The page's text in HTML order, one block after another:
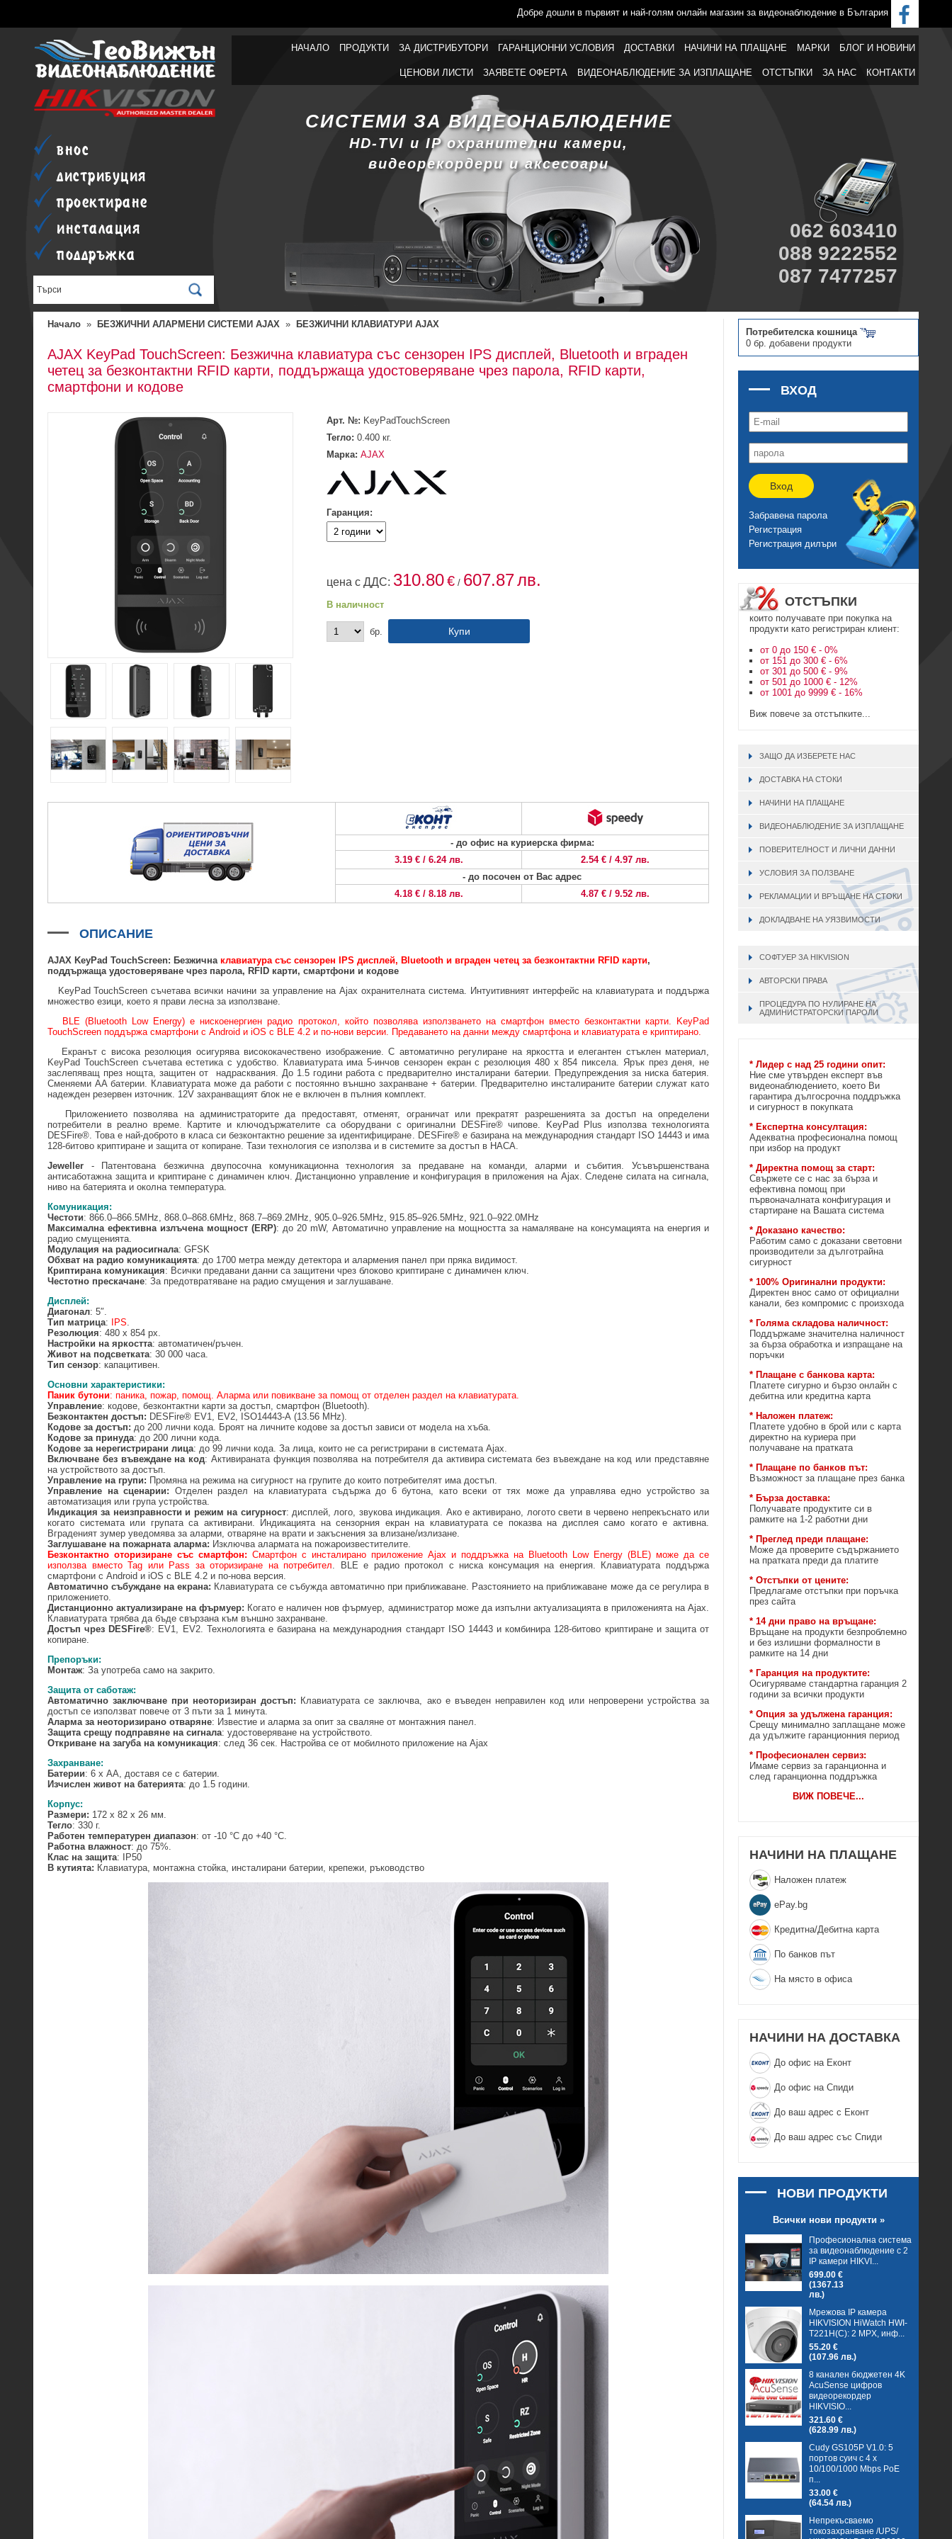
Добре дошли в първият и най-голям онлайн магазин за видеонаблюдение в България
внос
дистрибуция
проектиране
инсталация
поддръжка
НАЧАЛО ПРОДУКТИ ЗА ДИСТРИБУТОРИ ГАРАНЦИОННИ УСЛОВИЯ ДОСТАВКИ НАЧИНИ НА ПЛАЩАНЕ МАРКИ БЛОГ И НОВИНИ
ЦЕНОВИ ЛИСТИ ЗАЯВЕТЕ ОФЕРТА ВИДЕОНАБЛЮДЕНИЕ ЗА ИЗПЛАЩАНЕ ОТСТЪПКИ ЗА НАС КОНТАКТИ
СИСТЕМИ ЗА ВИДЕОНАБЛЮДЕНИЕ
HD-TVI и IP охранителни камери,
видеорекордери и аксесоари
062 603410
088 9222552
087 7477257
Начало » БЕЗЖИЧНИ АЛАРМЕНИ СИСТЕМИ AJAX » БЕЗЖИЧНИ КЛАВИАТУРИ AJAX
AJAX KeyPad TouchScreen: Безжична клавиатура със сензорен IPS дисплей, Bluetooth и вграден
четец за безконтактни RFID карти, поддържаща удостоверяване чрез парола, RFID карти,
смартфони и кодове
Арт. №: KeyPadTouchScreen
Тегло: 0.400 кг.
Марка: AJAX
Гаранция:
цена с ДДС: 310.80€ / 607.87лв.
В наличност
бр.
- до офис на куриерска фирма:
3.19 € / 6.24 лв.
2.54 € / 4.97 лв.
- до посочен от Вас адрес
4.18 € / 8.18 лв.
4.87 € / 9.52 лв.
ОПИСАНИЕ
AJAX KeyPad TouchScreen: Безжична клавиатура със сензорен IPS дисплей, Bluetooth и вграден четец за безконтактни RFID карти,
поддържаща удостоверяване чрез парола, RFID карти, смартфони и кодове
KeyPad TouchScreen съчетава всички начини за управление на Ajax охранителната система. Интуитивният интерфейс на клавиатурата и поддържа
множество езици, което я прави лесна за използване.
BLE (Bluetooth Low Energy) е нискоенергиен радио протокол, който позволява използването на смартфон вместо безконтактни карти. KeyPad
TouchScreen поддържа смартфони с Android и iOS с BLE 4.2 и по-нови версии. Предаването на данни между смартфона и клавиатурата е криптирано.
Екранът с висока резолюция осигурява висококачествено изображение. С автоматично регулиране на яркостта и елегантен стъклен материал,
KeyPad TouchScreen съчетава естетика с удобство. Клавиатурата има 5-инчов сензорен екран с резолюция 480 х 854 пиксела. Ярък през деня, не
заслепяващ през нощта, защитен от надрасквания. До 1.5 години работа с предварително инсталирани батерии. Предупреждения за ниска батерия.
Сменяеми AA батерии. Клавиатурата може да работи с постоянно външно захранване + батерии. Предварително инсталираните батерии служат като
надежден резервен източник. 12V захранващият блок не е включен в пълния комплект.
Приложението позволява на администраторите да предоставят, отменят, ограничат или прекратят разрешенията за достъп на определени
потребители в реално време. Картите и ключодържателите са оборудвани с оригинални DESFire® чипове. KeyPad Plus използва технологията
DESFire®. Това е най-доброто в класа си безконтактно решение за идентифициране. DESFire® е базирана на международния стандарт ISO 14443 и има
128-битово криптиране и защита от копиране. Тази технология се използва и в системите за достъп в НАСА.
Jeweller - Патентована безжична двупосочна комуникационна технология за предаване на команди, аларми и събития. Усъвършенствана
антисаботажна защита и криптиране с динамичен ключ. Дистанционно управление и конфигурация в приложения на Ajax. Следене силата на сигнала,
ниво на батерията и околна температура.
Комуникация:
Честоти: 866.0–866.5MHz, 868.0–868.6MHz, 868.7–869.2MHz, 905.0–926.5MHz, 915.85–926.5MHz, 921.0–922.0MHz
Максимална ефективна излъчена мощност (ERP): до 20 mW, Автоматично управление на мощността за намаляване на консумацията на енергия и
радио смущенията.
Модулация на радиосигнала: GFSK
Обхват на радио комуникацията: до 1700 метра между детектора и алармения панел при пряка видимост.
Криптирана комуникация: Всички предавани данни са защитени чрез блоково криптиране с динамичен ключ.
Честотно прескачане: За предотвратяване на радио смущения и заглушаване.
Дисплей:
Диагонал: 5″.
Тип матрица: IPS.
Резолюция: 480 х 854 px.
Настройки на яркостта: автоматичен/ръчен.
Живот на подсветката: 30 000 часа.
Тип сензор: капацитивен.
Основни характеристики:
Паник бутони: паника, пожар, помощ. Аларма или повикване за помощ от отделен раздел на клавиатурата.
Управление: кодове, безконтактни карти за достъп, смартфон (Bluetooth).
Безконтактен достъп: DESFire® EV1, EV2, ISO14443-А (13.56 MHz).
Кодове за достъп: до 200 лични кода. Броят на личните кодове за достъп зависи от модела на хъба.
Кодове за принуда: до 200 лични кода.
Кодове за нерегистрирани лица: до 99 лични кода. За лица, които не са регистрирани в системата Ajax.
Включване без въвеждане на код: Активираната функция позволява на потребителя да активира системата без въвеждане на код или представяне
на устройството за достъп.
Управление на групи: Промяна на режима на сигурност на групите до които потребителят има достъп.
Управление на сценарии: Отделен раздел на клавиатурата съдържа до 6 бутона, като всеки от тях може да управлява едно устройство за
автоматизация или група устройства.
Индикация за неизправности и режим на сигурност: дисплей, лого, звукова индикация. Ако е активирано, логото свети в червено непрекъснато или
когато системата или групата са активирани. Индикацията на сензорния екран на клавиатурата се показва на дисплея само когато е активна.
Вграденият зумер уведомява за аларми, отваряне на врати и закъснения за влизане/излизане.
Заглушаване на пожарната аларма: Изключва алармата на пожароизвестителите.
Безконтактно оторизиране със смартфон: Смартфон с инсталирано приложение Ajax и поддръжка на Bluetooth Low Energy (BLE) може да се
използва вместо Tag или Pass за оторизиране на потребител. BLE е радио протокол с ниска консумация на енергия. Клавиатурата поддържа
смартфони с Android и iOS с BLE 4.2 и по-нова версия.
Автоматично събуждане на екрана: Клавиатурата се събужда автоматично при приближаване. Разстоянието на приближаване може да се регулира в
приложението.
Дистанционно актуализиране на фърмуер: Когато е наличен нов фърмуер, администратор може да изпълни актуализацията в приложенията на Ajax.
Клавиатурата трябва да бъде свързана към външно захранване.
Достъп чрез DESFire®: EV1, EV2. Технологията е базирана на международния стандарт ISO 14443 и комбинира 128-битово криптиране и защита от
копиране.
Препоръки:
Монтаж: За употреба само на закрито.
Защита от саботаж:
Автоматично заключване при неоторизиран достъп: Клавиатурата се заключва, ако е въведен неправилен код или непроверени устройства за
достъп се използват повече от 3 пъти за 1 минута.
Аларма за неоторизирано отваряне: Известие и аларма за опит за сваляне от монтажния панел.
Защита срещу подправяне на сигнала: удостоверяване на устройството.
Откриване на загуба на комуникация: след 36 сек. Настройва се от мобилното приложение на Ajax
Захранване:
Батерии: 6 х AA, доставя се с батерии.
Изчислен живот на батерията: до 1.5 години.
Корпус:
Размери: 172 x 82 x 26 мм.
Тегло: 330 г.
Работен температурен диапазон: от -10 °C до +40 °C.
Работна влажност: до 75%.
Клас на защита: IP50
В кутията: Клавиатура, монтажна стойка, инсталирани батерии, крепежи, ръководство
Потребителска кошница
0 бр. добавени продукти
ВХОД
Вход
Забравена парола
Регистрация
Регистрация дилъри
ОТСТЪПКИ
които получавате при покупка на
продукти като регистриран клиент:
от 0 до 150 € - 0%
от 151 до 300 € - 6%
от 301 до 500 € - 9%
от 501 до 1000 € - 12%
от 1001 до 9999 € - 16%
Виж повече за отстъпките...
ЗАЩО ДА ИЗБЕРЕТЕ НАС
ДОСТАВКА НА СТОКИ
НАЧИНИ НА ПЛАЩАНЕ
ВИДЕОНАБЛЮДЕНИЕ ЗА ИЗПЛАЩАНЕ
ПОВЕРИТЕЛНОСТ И ЛИЧНИ ДАННИ
УСЛОВИЯ ЗА ПОЛЗВАНЕ
РЕКЛАМАЦИИ И ВРЪЩАНЕ НА СТОКИ
ДОКЛАДВАНЕ НА УЯЗВИМОСТИ
СОФТУЕР ЗА HIKVISION
АВТОРСКИ ПРАВА
ПРОЦЕДУРА ПО НУЛИРАНЕ НА
АДМИНИСТРАТОРСКИ ПАРОЛИ
* Лидер с над 25 години опит:
Ние сме утвърден експерт във
видеонаблюдението, което Ви
гарантира дългосрочна поддръжка
и сигурност в покупката
* Експертна консултация:
Адекватна професионална помощ
при избор на продукт
* Директна помощ за старт:
Свържете се с нас за бърза и
ефективна помощ при
първоначалната конфигурация и
стартиране на Вашата система
* Доказано качество:
Работим само с доказани световни
производители за дълготрайна
сигурност
* 100% Оригинални продукти:
Директен внос само от официални
канали, без компромис с произхода
* Голяма складова наличност:
Поддържаме значителна наличност
за бърза обработка и изпращане на
поръчки
* Плащане с банкова карта:
Платете сигурно и бързо онлайн с
дебитна или кредитна карта
* Наложен платеж:
Платете удобно в брой или с карта
директно на куриера при
получаване на пратката
* Плащане по банков път:
Възможност за плащане през банка
* Бърза доставка:
Получавате продуктите си в
рамките на 1-2 работни дни
* Преглед преди плащане:
Може да проверите съдържанието
на пратката преди да платите
* Отстъпки от цените:
Предлагаме отстъпки при поръчка
през сайта
* 14 дни право на връщане:
Връщане на продукти безпроблемно
и без излишни формалности в
рамките на 14 дни
* Гаранция на продуктите:
Осигуряваме стандартна гаранция 2
години за всички продукти
* Опция за удължена гаранция:
Срещу минимално заплащане може
да удължите гаранционния период
* Професионален сервиз:
Имаме сервиз за гаранционна и
след гаранционна поддръжка
ВИЖ ПОВЕЧЕ...
НАЧИНИ НА ПЛАЩАНЕ
Наложен платеж
еPay.bg
Кредитна/Дебитна карта
По банков път
На място в офиса
НАЧИНИ НА ДОСТАВКА
До офис на Еконт
До офис на Спиди
До ваш адрес с Еконт
До ваш адрес със Спиди
НОВИ ПРОДУКТИ
Всички нови продукти »
Професионална система
за видеонаблюдение с 2
IP камери HIKVI...
699.00 €
(1367.13
лв.)
Мрежова IP камера
HIKVISION HiWatch HWI-
T221H(C): 2 MPX, инф...
55.20 €
(107.96 лв.)
8 канален бюджетен 4K
AcuSense цифров
видеорекордер
HIKVISIO...
321.60 €
(628.99 лв.)
Cudy GS105P V1.0: 5
портов суич с 4 x
10/100/1000 Mbps PoE
п...
33.00 €
(64.54 лв.)
Непрекъсваемо
токозахранване /UPS/